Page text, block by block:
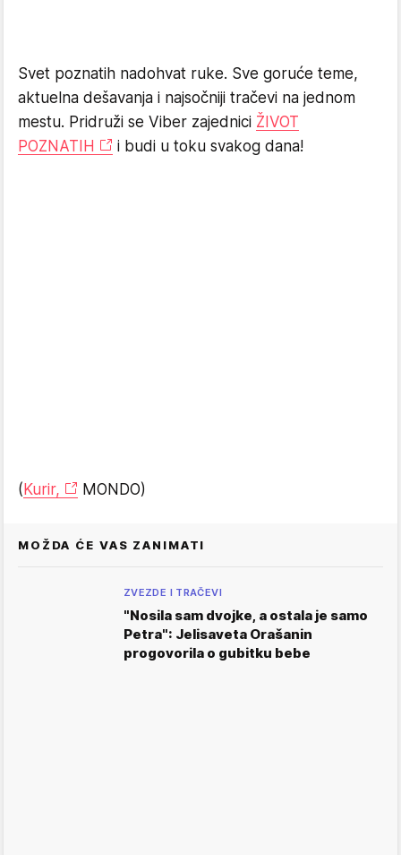
Svet poznatih nadohvat ruke. Sve goruće teme,
aktuelna dešavanja i najsočniji tračevi na jednom
mestu. Pridruži se Viber zajednici ŽIVOT
POZNATIH
i budi u toku svakog dana!
( Kurir, MONDO)
MOŽDA ĆE VAS ZANIMATI
ZVEZDE I TRAČEVI
"Nosila sam dvojke, a ostala je samo
Petra": Jelisaveta Orašanin
progovorila o gubitku bebe